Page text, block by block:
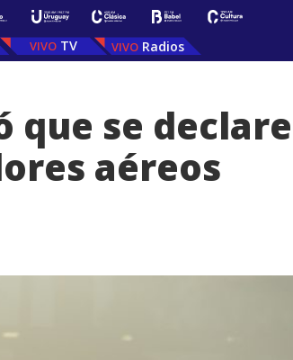
TV Radios
que se declare
aéreos